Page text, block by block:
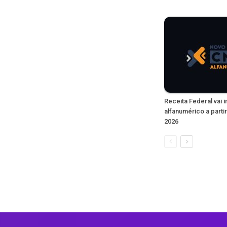
Receita Federal vai
alfanumérico a
2026